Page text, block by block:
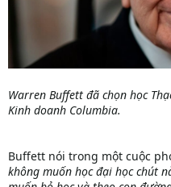
Warren Buffett đã chọn học
Kinh doanh Columbia.
Buffett nói trong một cuộc
không muốn học đại học chút